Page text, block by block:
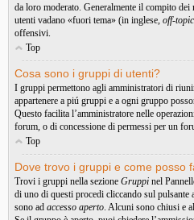
da loro moderato. Generalmente il compito
utenti vadano «fuori tema» (in inglese, off-topic
offensivi.
Top
Cosa sono i gruppi di utenti?
I gruppi permettono agli amministratori di
appartenere a piú gruppi e a ogni gruppo
Questo facilita l’amministratore nelle
forum, o di concessione di permessi per un
Top
Dove trovo i gruppi e come posso
Trovi i gruppi nella sezione Gruppi nel
di uno di questi procedi cliccando sul
sono ad accesso aperto. Alcuni sono chiusi e